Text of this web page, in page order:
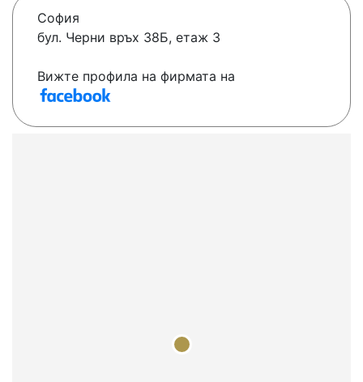
София
бул. Черни връх 38Б, етаж 3
Вижте профила на фирмата на